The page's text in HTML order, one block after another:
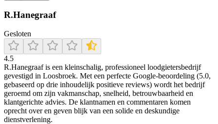
R.Hanegraaf
Gesloten
4.5
R.Hanegraaf is een kleinschalig, professioneel loodgietersbedrijf
gevestigd in Loosbroek. Met een perfecte Google-beoordeling (5.0,
gebaseerd op drie inhoudelijk positieve reviews) wordt het bedrijf
geroemd om zijn vakmanschap, snelheid, betrouwbaarheid en
klantgerichte advies. De klantnamen en commentaren komen
oprecht over en geven blijk van een solide en deskundige
dienstverlening.